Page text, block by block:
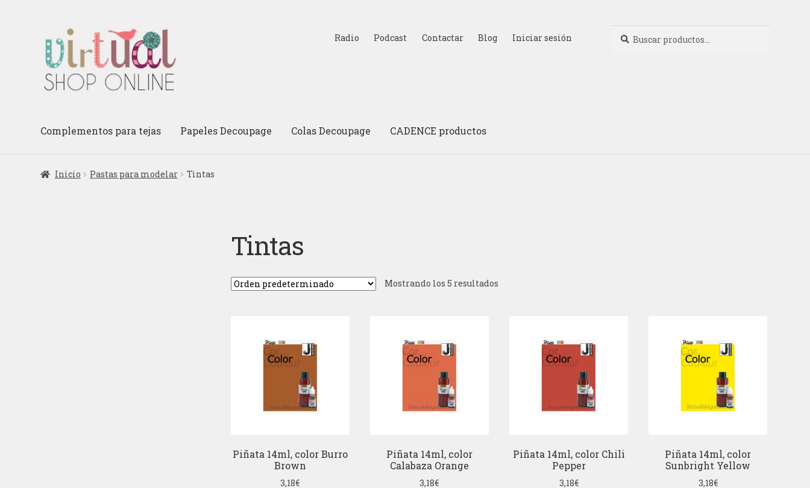
la
navegación
al
contenido
Radio Podcast Contactar Blog Iniciar sesión
por:
Complementos para tejas Papeles Decoupage Colas Decoupage CADENCE productos
Inicio Pastas para modelar Tintas
Tintas
Mostrando los 5 resultados
Piñata 14ml, color Burro
Brown
3,18€
Piñata 14ml, color
Calabaza Orange
3,18€
Piñata 14ml, color Chili
Pepper
3,18€
Piñata 14ml, color
Sunbright Yellow
3,18€